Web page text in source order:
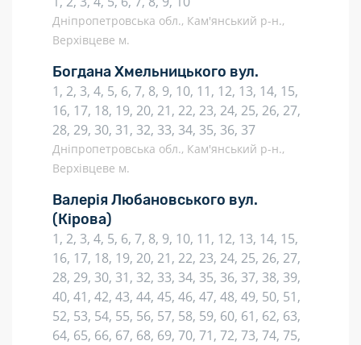
Дніпропетровська обл., Кам'янський р-н.,
Верхівцеве м.
Богдана Хмельницького вул.
1, 2, 3, 4, 5, 6, 7, 8, 9, 10, 11, 12, 13, 14, 15,
16, 17, 18, 19, 20, 21, 22, 23, 24, 25, 26, 27,
28, 29, 30, 31, 32, 33, 34, 35, 36, 37
Дніпропетровська обл., Кам'янський р-н.,
Верхівцеве м.
Валерія Любановського вул.
(Кірова)
1, 2, 3, 4, 5, 6, 7, 8, 9, 10, 11, 12, 13, 14, 15,
16, 17, 18, 19, 20, 21, 22, 23, 24, 25, 26, 27,
28, 29, 30, 31, 32, 33, 34, 35, 36, 37, 38, 39,
40, 41, 42, 43, 44, 45, 46, 47, 48, 49, 50, 51,
52, 53, 54, 55, 56, 57, 58, 59, 60, 61, 62, 63,
64, 65, 66, 67, 68, 69, 70, 71, 72, 73, 74, 75,